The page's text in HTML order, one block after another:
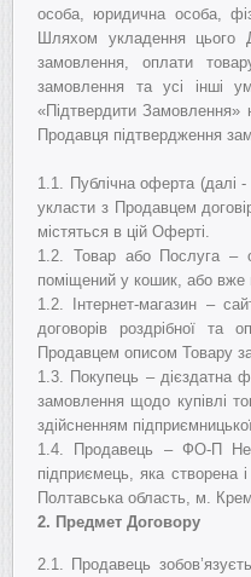
особа, юридична особа,
Шляхом укладення цього
замовлення, оплати
замовлення та усі інші
«Підтвердити Замовлення»
Продавця підтвердження
1.1. Публічна оферта (далі
укласти з Продавцем
містяться в цій Оферті.
1.2. Товар або Послуга –
поміщений у кошик, або
1.2. Інтернет-магазин –
договорів роздрібної та
Продавцем описом Товару
1.3. Покупець – дієздатна
замовлення щодо купівлі
здійсненням
1.4. Продавець – ФО-П
підприємець, яка створена
Полтавська область, м.
2. Предмет Договору
2.1. Продавець